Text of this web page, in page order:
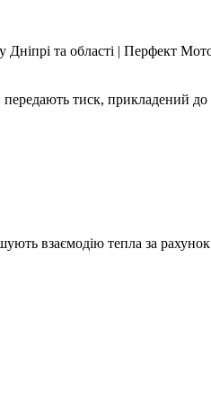
тиск, прикладений до
взаємодію тепла за